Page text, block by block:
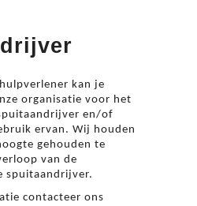
kan je
organisatie voor het
en/of
ervan. Wij houden
gehouden te
van de
spuitaandrijver.
contacteer ons